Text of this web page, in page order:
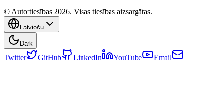
© Autortiesības 2026. Visas tiesības aizsargātas.
Latviešu
Dark
Twitter GitHub LinkedIn YouTube Email